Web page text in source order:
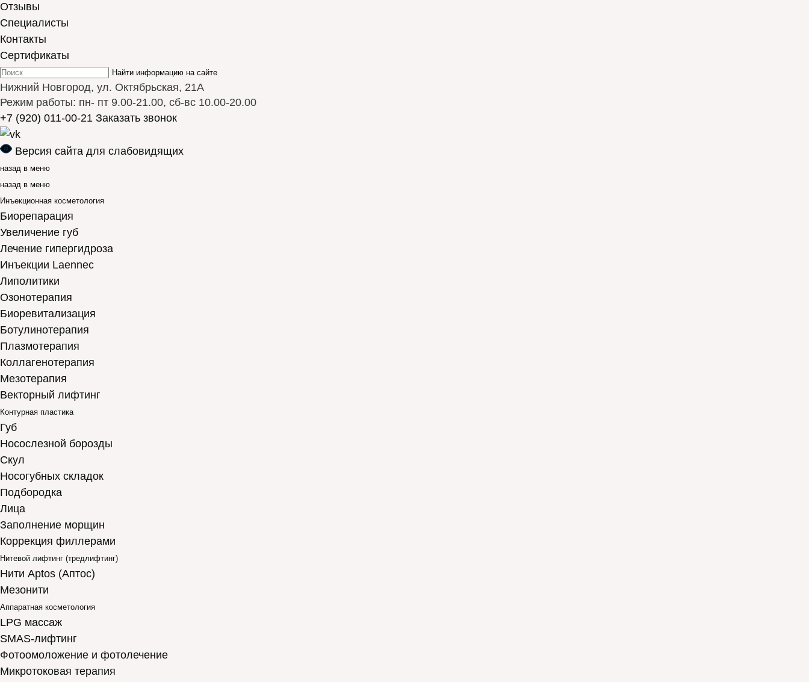
Отзывы
Cпециалисты
Контакты
Сертификаты
Найти информацию на сайте
Нижний Новгород, ул. Октябрьская, 21А
Режим работы: пн- пт 9.00-21.00, сб-вс 10.00-20.00
+7 (920) 011-00-21 Заказать звонок
Версия сайта для слабовидящих
назад в меню
назад в меню
Инъекционная косметология
Биорепарация
Увеличение губ
Лечение гипергидроза
Инъекции Laennec
Липолитики
Озонотерапия
Биоревитализация
Ботулинотерапия
Плазмотерапия
Коллагенотерапия
Мезотерапия
Векторный лифтинг
Контурная пластика
Губ
Носослезной борозды
Скул
Носогубных складок
Подбородка
Лица
Заполнение морщин
Коррекция филлерами
Нитевой лифтинг (тредлифтинг)
Нити Aptos (Аптос)
Мезонити
Аппаратная косметология
LPG массаж
SMAS-лифтинг
Фотоомоложение и фотолечение
Микротоковая терапия